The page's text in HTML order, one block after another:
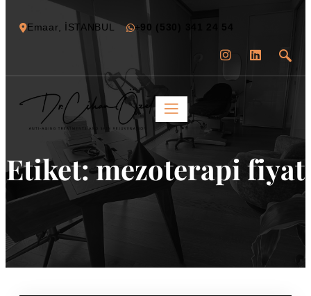
Emaar, İSTANBUL +90 (530) 341 24 54
Etiket:mezoterapi fiyat